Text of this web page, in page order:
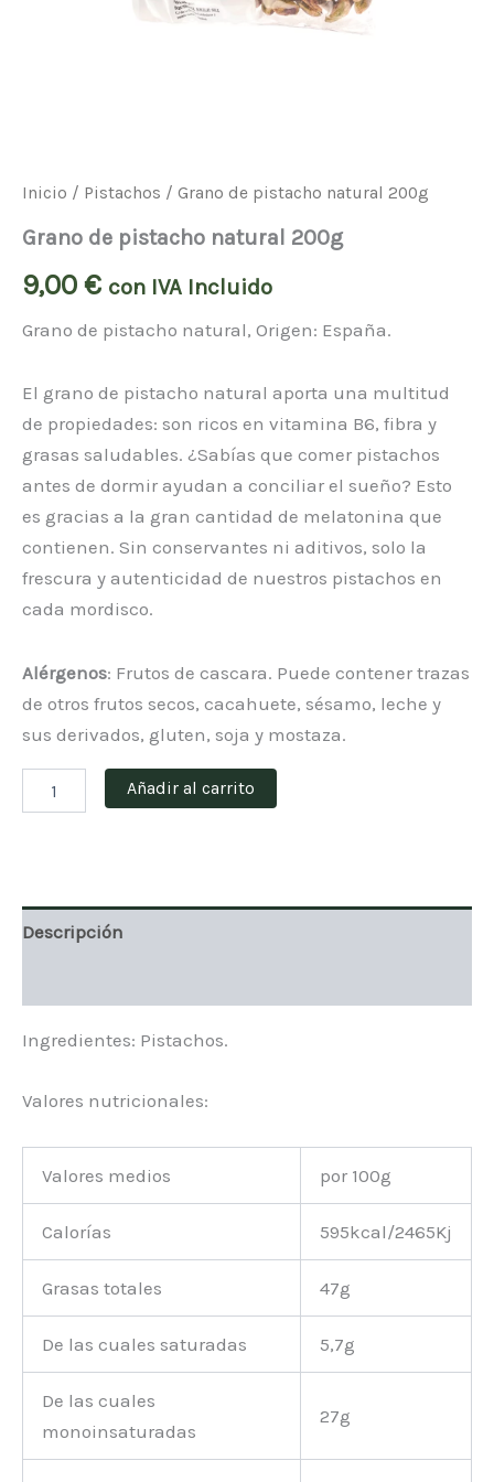
Inicio / Pistachos / Grano de pistacho natural 200g
Grano de pistacho natural 200g
9,00 € con IVA Incluido
Grano de pistacho natural, Origen: España.
El grano de pistacho natural aporta una multitud
de propiedades: son ricos en vitamina B6, fibra y
grasas saludables. ¿Sabías que comer pistachos
antes de dormir ayudan a conciliar el sueño? Esto
es gracias a la gran cantidad de melatonina que
contienen. Sin conservantes ni aditivos, solo la
frescura y autenticidad de nuestros pistachos en
cada mordisco.
Alérgenos: Frutos de cascara. Puede contener trazas
de otros frutos secos, cacahuete, sésamo, leche y
sus derivados, gluten, soja y mostaza.
Añadir al carrito
Descripción
Ingredientes: Pistachos.
Valores nutricionales:
Valores medios por 100g
Calorías 595kcal/2465Kj
Grasas totales 47g
De las cuales saturadas 5,7g
De las cuales
monoinsaturadas
27g